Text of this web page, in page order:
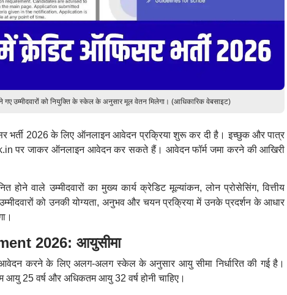
उम्मीदवारों को नियुक्ति के स्केल के अनुसार मूल वेतन मिलेगा। (आधिकारिक वेबसाइट)
2026 के लिए ऑनलाइन आवेदन प्रक्रिया शुरू कर दी है। इच्छुक और पात्र
पर जाकर ऑनलाइन आवेदन कर सकते हैं। आवेदन फॉर्म जमा करने की आखिरी
वाले उम्मीदवारों का मुख्य कार्य क्रेडिट मूल्यांकन, लोन प्रोसेसिंग, वित्तीय
को उनकी योग्यता, अनुभव और चयन प्रक्रिया में उनके प्रदर्शन के आधार
2026: आयुसीमा
करने के लिए अलग-अलग स्केल के अनुसार आयु सीमा निर्धारित की गई है।
आयु 25 वर्ष और अधिकतम आयु 32 वर्ष होनी चाहिए।